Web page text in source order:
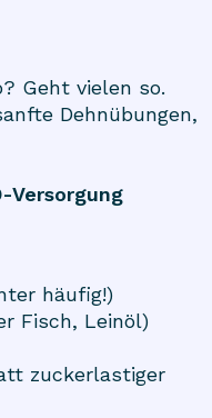
Geht vielen so.
Dehnübungen,
Versorgung
häufig!)
Fisch, Leinöl)
zuckerlastiger